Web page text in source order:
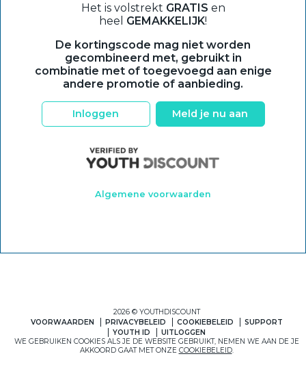
Het is volstrekt GRATIS en
heel GEMAKKELIJK!
De kortingscode mag niet worden
gecombineerd met, gebruikt in
combinatie met of toegevoegd aan enige
andere promotie of aanbieding.
Inloggen Meld je nu aan
Algemene voorwaarden
2026 © YOUTHDISCOUNT
VOORWAARDEN
PRIVACYBELEID COOKIEBELEID
SUPPORT
YOUTH ID
UITLOGGEN
WE GEBRUIKEN COOKIES ALS JE DE WEBSITE GEBRUIKT, NEMEN WE AAN DE JE
AKKOORD GAAT MET ONZE COOKIEBELEID.